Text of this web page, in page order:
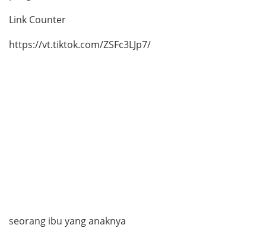
Link Counter
https://vt.tiktok.com/ZSFc3LJp7/
seorang ibu yang anaknya